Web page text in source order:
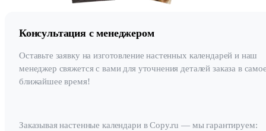
Консультация с менеджером
Оставьте заявку на изготовление настенных календарей и наш
менеджер свяжется с вами для уточнения деталей заказа в
ближайшее время!
Заказывая настенные календари в Copy.ru — мы гарантируем: